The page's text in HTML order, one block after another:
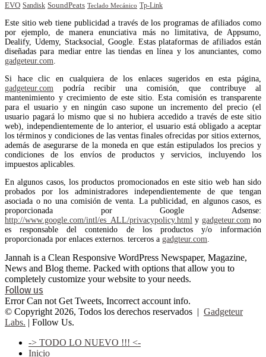
EVO Sandisk SoundPeats Teclado Mecánico Tp-Link
Este sitio web tiene publicidad a través de los programas de afiliados como
por ejemplo, de manera enunciativa más no limitativa, de Appsumo,
Dealify, Udemy, Stacksocial, Google. Estas plataformas de afiliados están
diseñadas para mediar entre las tiendas en línea y los anunciantes, como
gadgeteur.com.
Si hace clic en cualquiera de los enlaces sugeridos en esta página,
gadgeteur.com podría recibir una comisión, que contribuye al
mantenimiento y crecimiento de este sitio. Esta comisión es transparente
para el usuario y en ningún caso supone un incremento del precio (el
usuario pagará lo mismo que si no hubiera accedido a través de este sitio
web), independientemente de lo anterior, el usuario está obligado a aceptar
los términos y condiciones de las ventas finales ofrecidas por sitios externos,
además de asegurarse de la moneda en que están estipulados los precios y
condiciones de los envíos de productos y servicios, incluyendo los
impuestos aplicables.
En algunos casos, los productos promocionados en este sitio web han sido
probados por los administradores independientemente de que tengan
asociada o no una comisión de venta. La publicidad, en algunos casos, es
proporcionada por Google Adsense:
http://www.google.com/intl/es_ALL/privacypolicy.html y gadgeteur.comno
es responsable del contenido de los productos y/o información
proporcionada por enlaces externos. terceros a gadgteur.com.
Jannah is a Clean Responsive WordPress Newspaper, Magazine,
News and Blog theme. Packed with options that allow you to
completely customize your website to your needs.
Follow us
Error Can not Get Tweets, Incorrect account info.
© Copyright 2026, Todos los derechos reservados | Gadgeteur
Labs. | Follow Us.
-> TODO LO NUEVO !!! <-
Inicio